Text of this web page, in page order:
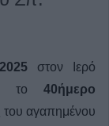
στον Ιερό
το 40ήμερο
του αγαπημένου